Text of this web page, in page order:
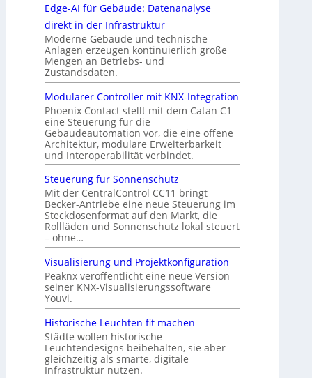
Edge-AI für Gebäude: Datenanalyse
direkt in der Infrastruktur
Moderne Gebäude und technische
Anlagen erzeugen kontinuierlich große
Mengen an Betriebs- und
Zustandsdaten.
Modularer Controller mit KNX-Integration
Phoenix Contact stellt mit dem Catan C1
eine Steuerung für die
Gebäudeautomation vor, die eine offene
Architektur, modulare Erweiterbarkeit
und Interoperabilität verbindet.
Steuerung für Sonnenschutz
Mit der CentralControl CC11 bringt
Becker-Antriebe eine neue Steuerung im
Steckdosenformat auf den Markt, die
Rollläden und Sonnenschutz lokal steuert
– ohne…
Visualisierung und Projektkonfiguration
Peaknx veröffentlicht eine neue Version
seiner KNX-Visualisierungssoftware
Youvi.
Historische Leuchten fit machen
Städte wollen historische
Leuchtendesigns beibehalten, sie aber
gleichzeitig als smarte, digitale
Infrastruktur nutzen.